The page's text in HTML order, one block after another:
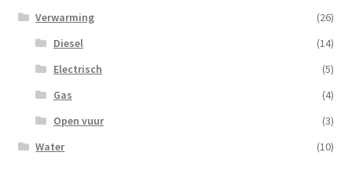
Verwarming
(26)
Diesel
(14)
Electrisch
(5)
Gas
(4)
Open vuur
(3)
Water
(10)